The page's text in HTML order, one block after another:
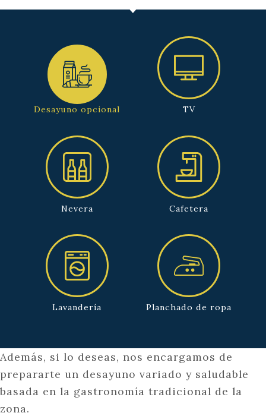
Desayuno opcional TV
Nevera Cafetera
Lavandería Planchado de ropa
Además, si lo deseas, nos encargamos de
prepararte un desayuno variado y saludable
basada en la gastronomía tradicional de la
zona.